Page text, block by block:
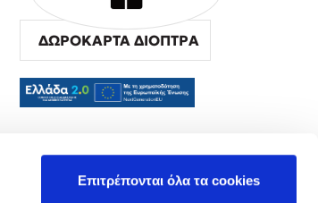
Επιτρέπονται όλα τα cookies
ΔΩΡΟΚΑΡΤΑ ΔΙΟΠΤΡΑ